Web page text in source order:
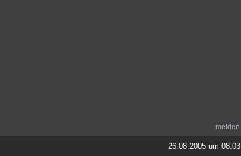
melden
26.08.2005 um 08:03